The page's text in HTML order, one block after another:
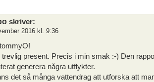
skriver:
2016 kl. 9:36
trevlig present. Precis i min smak :-) Den
generera några utflykter.
det så många vattendrag att utforska att